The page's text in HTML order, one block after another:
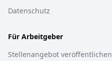
Datenschutz
Für Arbeitgeber
Stellenangebot veröffentlichen